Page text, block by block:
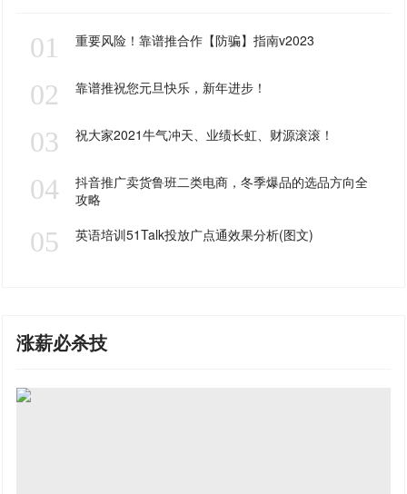
01 重要风险！靠谱推合作【防骗】指南v2023
02 靠谱推祝您元旦快乐，新年进步！
03 祝大家2021牛气冲天、业绩长虹、财源滚滚！
04
抖音推广卖货鲁班二类电商，冬季爆品的选品方向全
攻略
05 英语培训51Talk投放广点通效果分析(图文)
涨薪必杀技